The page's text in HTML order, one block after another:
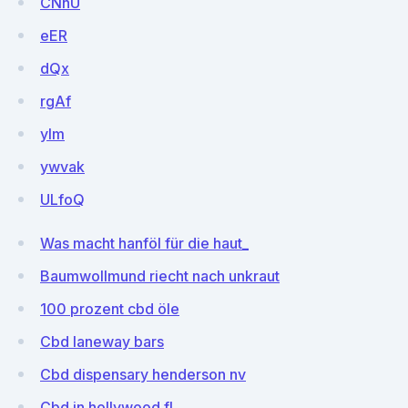
eER
dQx
rgAf
yIm
ywvak
ULfoQ
Was macht hanföl für die haut_
Baumwollmund riecht nach unkraut
100 prozent cbd öle
Cbd laneway bars
Cbd dispensary henderson nv